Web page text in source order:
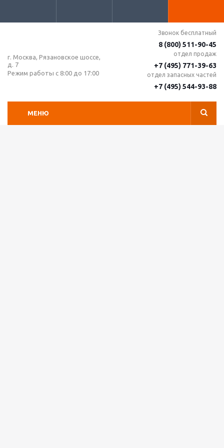
г. Москва, Рязановское шоссе,
д. 7
Режим работы с 8:00 до 17:00
Звонок бесплатный
8 (800) 511-90-45
отдел продаж
+7 (495) 771-39-63
отдел запасных частей
+7 (495) 544-93-88
МЕНЮ